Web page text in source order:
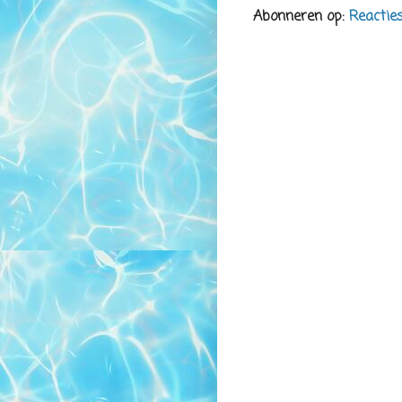
Abonneren op: